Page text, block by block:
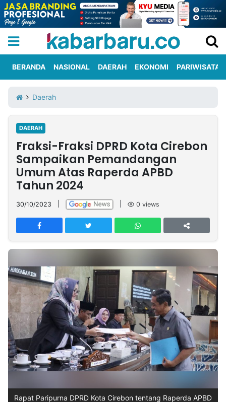
Iklan
Berita
Kami
Nasional
International
Olahraga
Entertainment
Daerah
Pariwisata
Kuliner
Kolom
Network
PT
TREETAN
MULTIMEDIA
INDONESIA
Partner
Insight
NTB
Suara
Time
Lens
IDN
Daily
Jogja
Jalan
Rakyat
Idealita
News
Kita
Notice
Dinamikapost.com
Radar
Baru
Seedbacklink
Follow
Kabarbaru
BERANDA NASIONAL DAERAH EKONOMI PARIWISATA
Daerah
DAERAH
Fraksi-Fraksi DPRD Kota Cirebon
Sampaikan Pemandangan
Umum Atas Raperda APBD
Tahun 2024
30/10/2023 0 views
Rapat Paripurna DPRD Kota Cirebon tentang Raperda APBD